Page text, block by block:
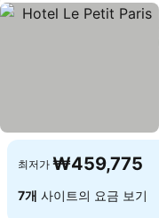
최저가 ₩459,775
7개 사이트의 요금 보기